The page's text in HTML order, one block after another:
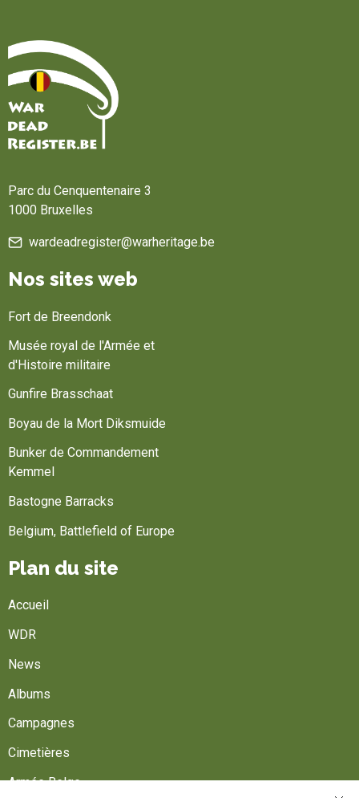
Parc du Cenquentenaire 3
1000 Bruxelles
wardeadregister@warheritage.be
Nos sites web
Fort de Breendonk
Musée royal de l'Armée et
d'Histoire militaire
Gunfire Brasschaat
Boyau de la Mort Diksmuide
Bunker de Commandement
Kemmel
Bastogne Barracks
Belgium, Battlefield of Europe
Plan du site
Accueil
WDR
News
Albums
Campagnes
Cimetières
Armée Belge